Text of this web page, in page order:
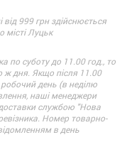
999 грн здійснюється
Луцьк
по суботу до 11.00 год., то
ж дня. Якщо після 11.00
день (в неділю
наші менеджери
службою "Нова
Номер товарно-
в день